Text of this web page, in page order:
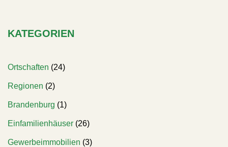
KATEGORIEN
Ortschaften (24)
Regionen (2)
Brandenburg (1)
Einfamilienhäuser (26)
Gewerbeimmobilien (3)